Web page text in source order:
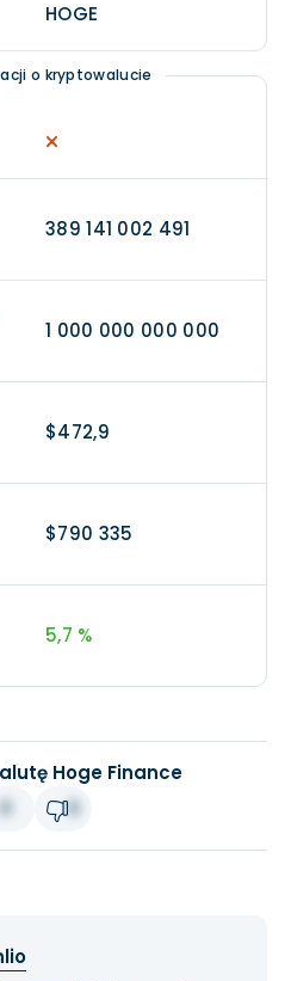
HOGE
o kryptowalucie
389 141 002 491
1 000 000 000 000
$472,9
$790 335
5,7 %
Hoge Finance